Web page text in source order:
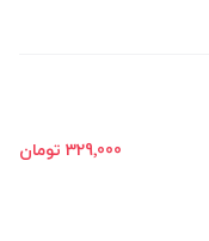
329٬000 تومان